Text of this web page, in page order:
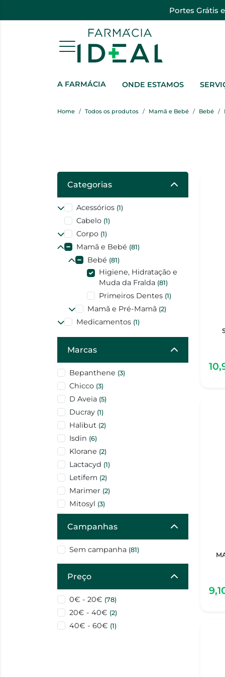
Portes Grátis
A FARMÁCIA ONDE ESTAMOS
Home Todos os produtos Mamã e Bebé Bebé
Categorias
Acessórios (1)
Cabelo (1)
Corpo (1)
Mamã e Bebé (81)
Bebé (81)
Higiene, Hidratação e
Muda da Fralda (81)
Primeiros Dentes (1)
Mamã e Pré-Mamã (2)
Medicamentos (1)
Marcas
Bepanthene (3)
Chicco (3)
D Aveia (5)
Ducray (1)
Halibut (2)
Isdin (6)
Klorane (2)
Lactacyd (1)
Letifem (2)
Marimer (2)
Mitosyl (3)
Mustela
Oleoban(4)
Rhinodouche
Saugella
Sem marca(2)
Tonimer (1)
Uriage(15)
Campanhas
Sem campanha (81)
Preço
0€ - 20€ (78)
20€ - 40€ (2)
40€ - 60€ (1)